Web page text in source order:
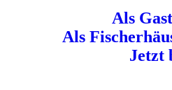
Als
Als
Jetzt